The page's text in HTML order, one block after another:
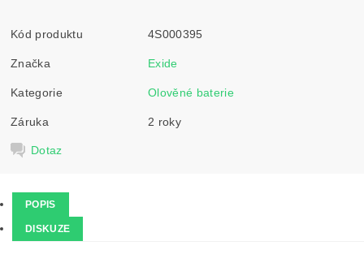
Kód produktu 4S000395
Značka Exide
Kategorie Olověné baterie
Záruka 2 roky
Dotaz
POPIS
DISKUZE